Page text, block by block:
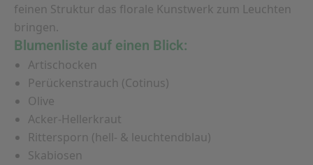
feinen Struktur das florale Kunstwerk zum Leuchten
bringen.
Blumenliste auf einen Blick:
Artischocken
Perückenstrauch (Cotinus)
Olive
Acker-Hellerkraut
Rittersporn (hell- & leuchtendblau)
Skabiosen